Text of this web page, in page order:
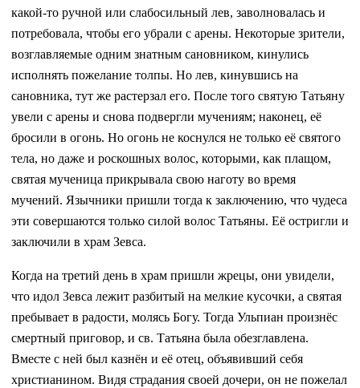
какой-то ручной или слабосильный лев, заволновалась и
потребовала, чтобы его убрали с арены. Некоторые зрители,
возглавляемые одним знатным сановником, кинулись
исполнять пожелание толпы. Но лев, кинувшись на
сановника, тут же растерзал его. После того святую Татьяну
увели с арены и снова подвергли мучениям; наконец, её
бросили в огонь. Но огонь не коснулся не только её святого
тела, но даже и роскошных волос, которыми, как плащом,
святая мученица прикрывала свою наготу во время
мучений. Язычники пришли тогда к заключению, что чудеса
эти совершаются только силой волос Татьяны. Её остригли и
заключили в храм Зевса.
Когда на третий день в храм пришли жрецы, они увидели,
что идол Зевса лежит разбитый на мелкие кусочки, а святая
пребывает в радости, молясь Богу. Тогда Ульпиан произнёс
смертный приговор, и св. Татьяна была обезглавлена.
Вместе с ней был казнён и её отец, объявивший себя
христианином. Видя страдания своей дочери, он не пожелал